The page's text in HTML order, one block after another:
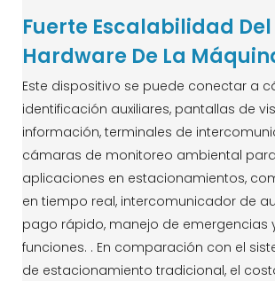
Fuerte Escalabilidad Del
Hardware De La
Este dispositivo se puede conectar a
identificación auxiliares, pantallas de
información, terminales de
cámaras de monitoreo ambiental
aplicaciones en estacionamientos,
en tiempo real, intercomunicador de
pago rápido, manejo de emergencias
funciones. . En comparación con el
de estacionamiento tradicional, el